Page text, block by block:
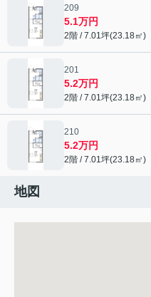
209
5.1万円
2階 / 7.01坪(23.18㎡)
201
5.2万円
2階 / 7.01坪(23.18㎡)
210
5.2万円
2階 / 7.01坪(23.18㎡)
地図